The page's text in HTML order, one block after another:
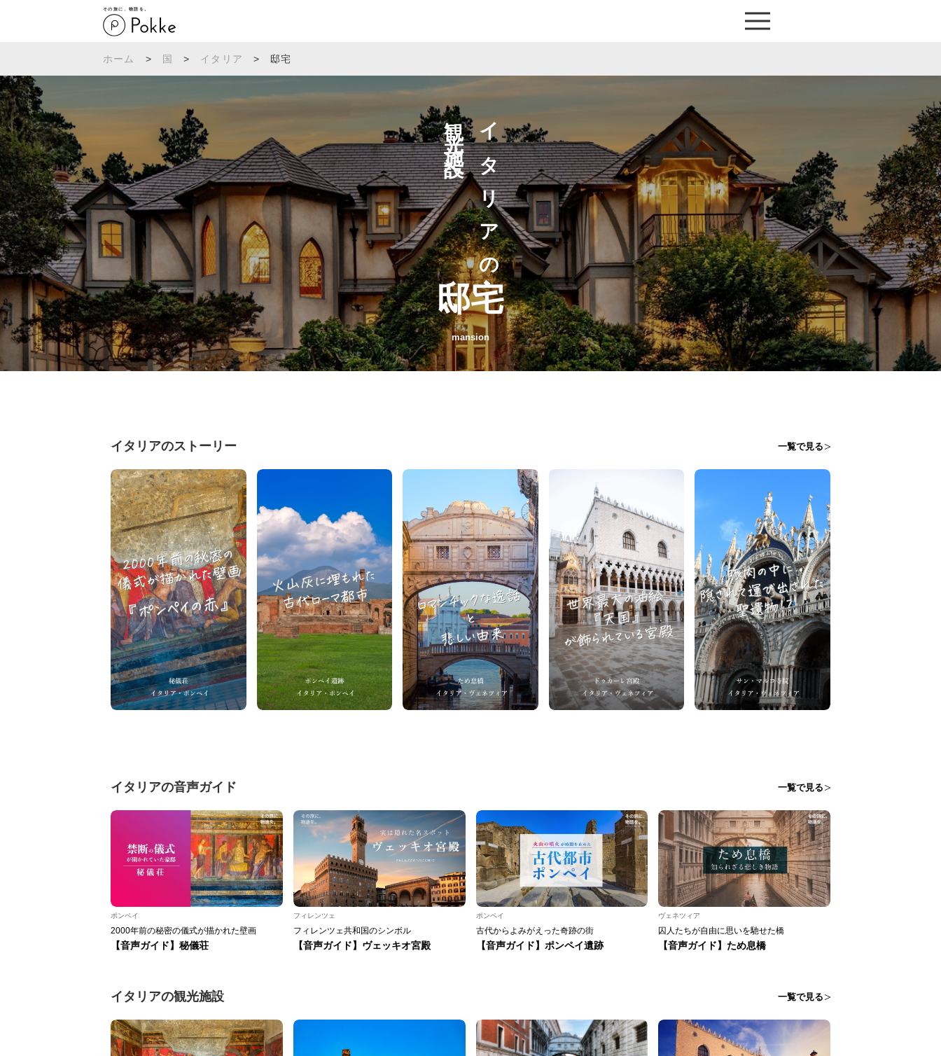
その旅に、物語を。
ホーム > 国 > イタリア > 邸宅
イタリアの
観光施設へ
邸宅
mansion
イタリアのストーリー 一覧で見る
イタリアの音声ガイド 一覧で見る
ポンペイ
2000年前の秘密の儀式が描かれた壁画
【音声ガイド】秘儀荘
フィレンツェ
フィレンツェ共和国のシンボル
【音声ガイド】ヴェッキオ宮殿
ポンペイ
古代からよみがえった奇跡の街
【音声ガイド】ポンペイ遺跡
ヴェネツィア
囚人たちが自由に思いを馳せた橋
【音声ガイド】ため息橋
イタリアの観光施設 一覧で見る